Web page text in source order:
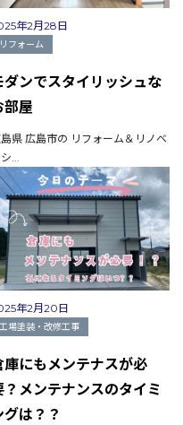
れ
わせください
（日祝除く）
です
年2月28日
リフォーム
ダンでスタイリッシュな
部屋
県 広島市の リフォーム＆リノベ
...
年2月20日
工場塗装・改修工事
庫にもメンテナスが必
？メンテナンスのタイミ
グは？？